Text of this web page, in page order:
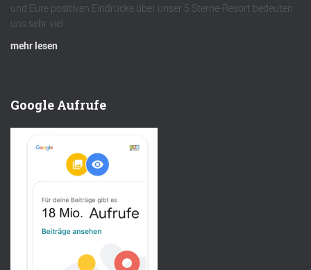
und Eure positiven Eindrücke über unser 5 Sterne-Resort bedeuten
uns sehr viel.
mehr lesen
Google Aufrufe